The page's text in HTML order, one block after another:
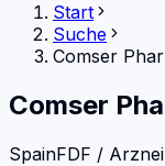
Start
Suche
Comser
Comser
SpainFDF /